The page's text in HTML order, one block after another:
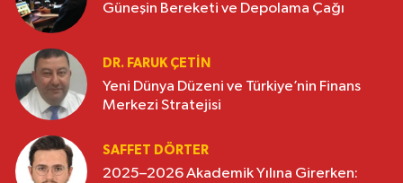
Güneşin Bereketi ve Depolama Çağı
DR. FARUK ÇETİN
Yeni Dünya Düzeni ve Türkiye’nin Finans
Merkezi Stratejisi
SAFFET DÖRTER
2025–2026 Akademik Yılına Girerken: